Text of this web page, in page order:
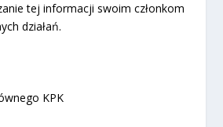
tej informacji swoim członkom
działań.
KPK